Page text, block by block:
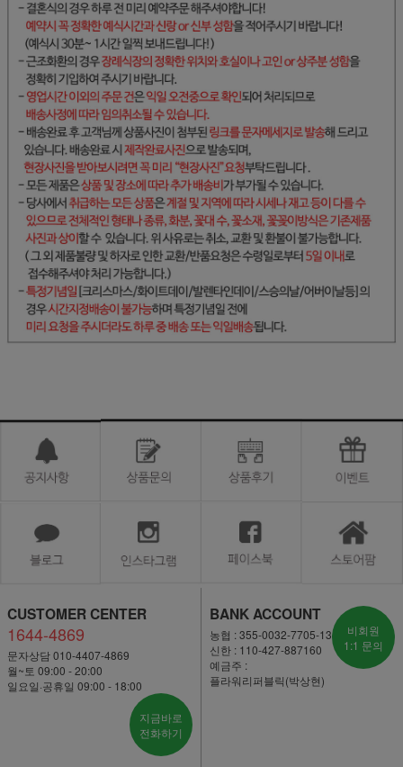
CUSTOMER CENTER
1644-4869
문자상담 010-4407-4869
월~토 09:00 - 20:00
일요일·공휴일 09:00 - 18:00
지금바로
전화하기
BANK ACCOUNT
농협 : 355-0032-7705-13
신한 : 110-427-887160
예금주 :
플라워리퍼블릭(박상현)
비회원
1:1 문의